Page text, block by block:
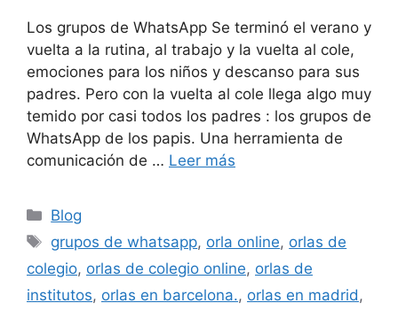
Los grupos de WhatsApp Se terminó el verano y
vuelta a la rutina, al trabajo y la vuelta al cole,
emociones para los niños y descanso para sus
padres. Pero con la vuelta al cole llega algo muy
temido por casi todos los padres : los grupos de
WhatsApp de los papis. Una herramienta de
comunicación de … Leer más
Categorías
Blog
Etiquetas
grupos de whatsapp, orla online, orlas de
colegio, orlas de colegio online, orlas de
institutos, orlas en barcelona., orlas en madrid ,